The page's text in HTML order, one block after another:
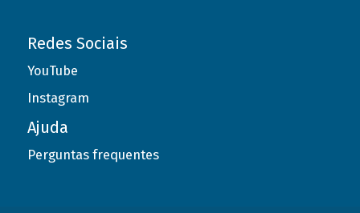
Redes Sociais
YouTube
Instagram
Ajuda
Perguntas frequentes